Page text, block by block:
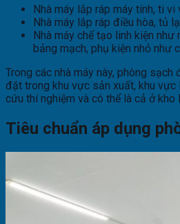
Nhà máy lắp ráp máy tính, ti
Nhà máy lắp ráp điều hòa, tủ
Nhà máy chế tạo linh kiện như
bảng mạch, phụ kiện nhỏ như
Trong các nhà máy này, phòng
đặt trong khu vực sản xuất, khu vực
cứu thí nghiệm và có thể là cả ở kho
Tiêu chuẩn áp dụng